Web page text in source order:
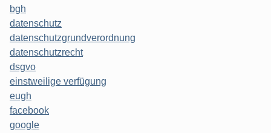
bgh
datenschutz
datenschutzgrundverordnung
datenschutzrecht
dsgvo
einstweilige verfügung
eugh
facebook
google